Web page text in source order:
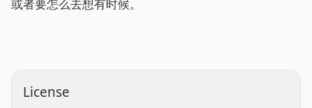
或者要怎么去想有时候。
License